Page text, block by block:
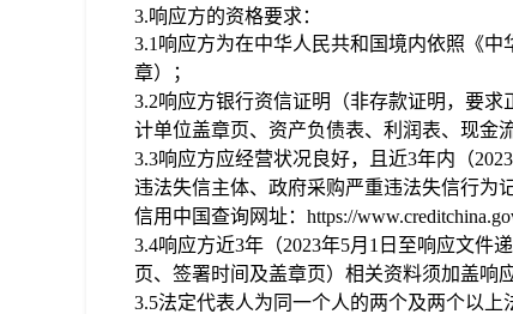
3.响应方的资格要求：
3.1 响应方为在中华人民共和国境内依照《中
章）；
3.2响应方银行资信证明（非存款证明，要求
计单位盖章页、资产负债表、利润表、现金
3.3响应方应经营状况良好，且近3年内（2023
违法失信主体、政府采购严重违法失信行为
信用中国查询网址： https://
3.4响应方近3年（2023年5月 1日 至响应文件
页、签署时间及盖章页）相关资料须加盖响
3.5法定代表人为同一个人的两个及两个以